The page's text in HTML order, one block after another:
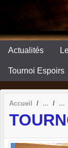
Actualités
Tournoi Espoirs
Accueil
Panneau de